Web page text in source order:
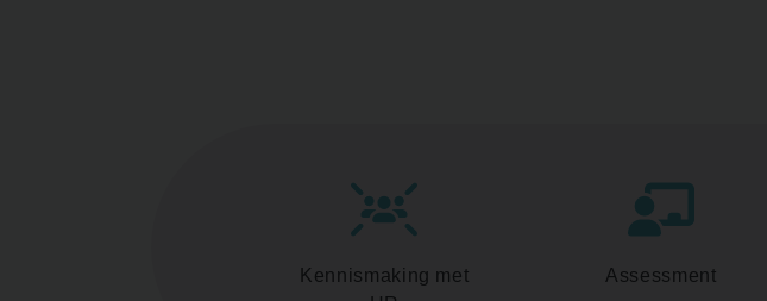
Kennismaking met
Assessment